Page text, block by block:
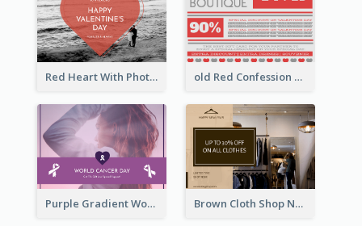
Red Heart With Photo Valentines Day Gift Card old Red Confession Gift Card Design Template
Purple Gradient World Cancer Day Gift Card Brown Cloth Shop New Year Sale Gift Card